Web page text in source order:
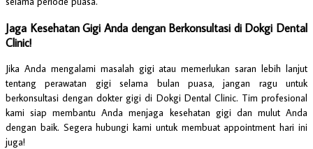
Jaga Kesehatan Gigi Anda dengan Berkonsultasi di Dokgi Dental
Clinic!
Jika Anda mengalami masalah gigi atau memerlukan saran lebih lanjut
tentang perawatan gigi selama bulan puasa, jangan ragu untuk
berkonsultasi dengan dokter gigi di Dokgi Dental Clinic. Tim profesional
kami siap membantu Anda menjaga kesehatan gigi dan mulut Anda
dengan baik. Segera hubungi kami untuk membuat appointment hari ini
juga!